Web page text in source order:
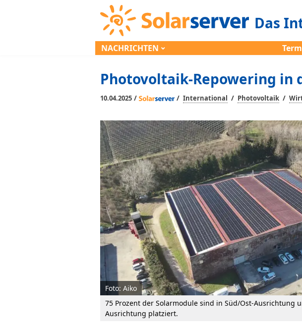
Das
NACHRICHTEN
Photovoltaik-Repowering in
10.04.2025 / / International / Photovoltaik /
Foto: Aiko
75 Prozent der Solarmodule sind in Süd/Ost-Ausrichtung
Ausrichtung platziert.